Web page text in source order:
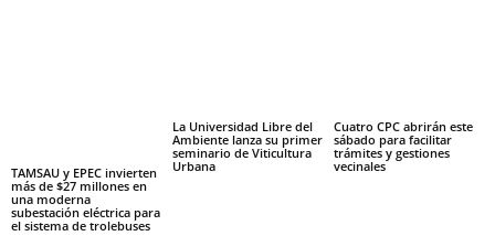
TAMSAU y EPEC invierten
más de $27 millones en
una moderna
subestación eléctrica para
el sistema de trolebuses
La Universidad Libre del
Ambiente lanza su primer
seminario de Viticultura
Urbana
Cuatro CPC abrirán este
sábado para facilitar
trámites y gestiones
vecinales